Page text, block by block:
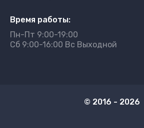
Время работы:
Пн-Пт 9:00-19:00
Сб 9:00-16:00 Вс Выходной
© 2016 - 2026